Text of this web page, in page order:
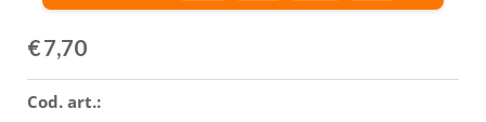
€7,70
Cod. art.: